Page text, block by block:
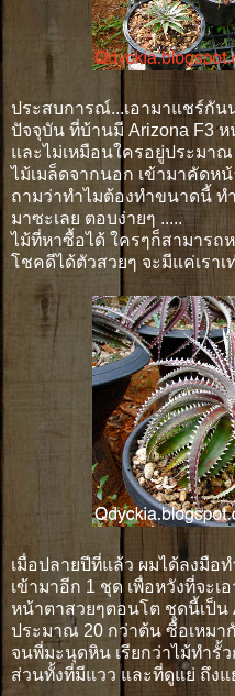
ประสบการณ์...เอามาแชร์กัน
ปัจจุบัน ที่บ้านมี Arizona F3
และไม่เหมือนใครอยู่ประมา
ไม้เมล็ดจากนอก เข้ามาคัดหน้
ถามว่าทำไมต้องทำขนาดนี้ ท
มาซะเลย ตอบง่ายๆ .....
ไม้ที่หาซื้อได้ ใครๆก็สามารถ
โชคดีได้ตัวสวยๆ จะมีแค่เรา
เมื่อปลายปีที่แล้ว ผมได้ลงมือ
เข้ามาอีก 1 ชุด เพื่อหวังที่จะเ
หน้าตาสวยๆตอนโต ชุดนี้เป็น
ประมาณ 20 กว่าต้น ซื้อเหม
จนพี่มะนุดหิน เรียกว่าไม้ทำรั้
ส่วนทั้งที่มีแวว และที่ดูแย่ ถึง